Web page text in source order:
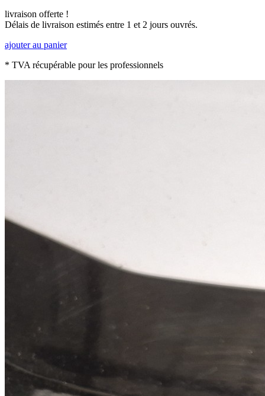
livraison offerte !
Délais de livraison estimés entre 1 et 2 jours ouvrés.
ajouter au panier
* TVA récupérable pour les professionnels